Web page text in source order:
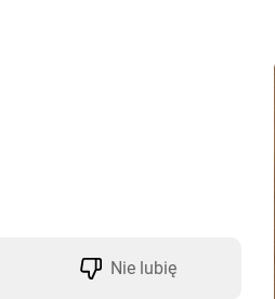
Nie lubię